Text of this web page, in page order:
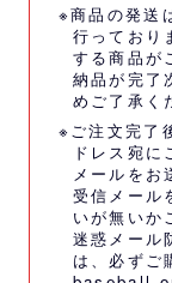
※商品の発送
行っており
する商品が
納品が完了
めご了承く
※ご注文完了
ドレス宛
メールをお
受信メール
いが無いか
迷惑メール
は、必ず